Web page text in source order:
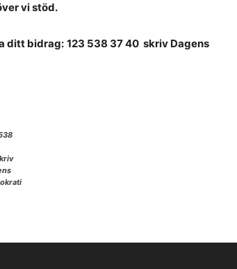
vi stöd.
ditt bidrag: 123 538 37 40 skriv Dagens